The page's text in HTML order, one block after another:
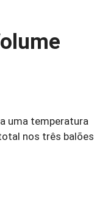
uma temperatura
nos três balões